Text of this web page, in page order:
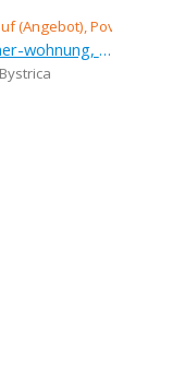
Verkauf (Angebot), 2-zimmer-wohnung, 64 m